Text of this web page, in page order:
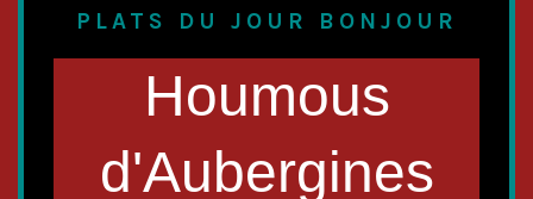
PLATS DU JOUR BONJOUR
Houmous
d'Aubergines